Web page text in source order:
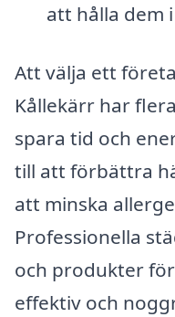
att hålla dem
Att välja ett
Kållekärr har
spara tid och
till att förbättra
att minska
Professionella
och produkter
effektiv och